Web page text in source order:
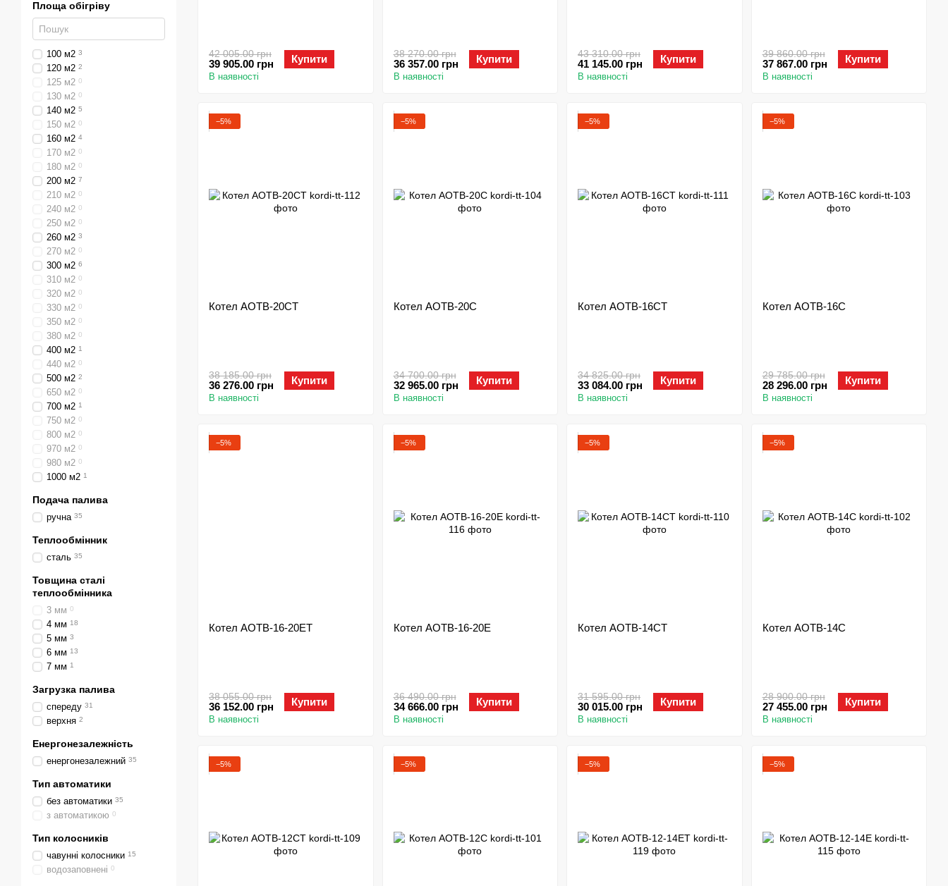
42 005.00 грн
39 905.00 грн Купити
В наявності
38 270.00 грн
36 357.00 грн Купити
В наявності
43 310.00 грн
41 145.00 грн Купити
В наявності
39 860.00 грн
37 867.00 грн Купити
В наявності
−5%
Котел АОТВ-20СТ
38 185.00 грн
36 276.00 грн Купити
В наявності
−5%
Котел АОТВ-20С
34 700.00 грн
32 965.00 грн Купити
В наявності
−5%
Котел АОТВ-16СТ
34 825.00 грн
33 084.00 грн Купити
В наявності
−5%
Котел АОТВ-16С
29 785.00 грн
28 296.00 грн Купити
В наявності
−5%
Котел АОТВ-16-20ЕТ
38 055.00 грн
36 152.00 грн Купити
В наявності
−5%
Котел АОТВ-16-20Е
36 490.00 грн
34 666.00 грн Купити
В наявності
−5%
Котел АОТВ-14СТ
31 595.00 грн
30 015.00 грн Купити
В наявності
−5%
Котел АОТВ-14С
28 900.00 грн
27 455.00 грн Купити
В наявності
−5% −5% −5% −5%
Площа обігріву
100 м2 3
120 м2 2
125 м2 0
130 м2 0
140 м2 5
150 м2 0
160 м2 4
170 м2 0
180 м2 0
200 м2 7
210 м2 0
240 м2 0
250 м2 0
260 м2 3
270 м2 0
300 м2 6
310 м2 0
320 м2 0
330 м2 0
350 м2 0
380 м2 0
400 м2 1
440 м2 0
500 м2 2
650 м2 0
700 м2 1
750 м2 0
800 м2 0
970 м2 0
980 м2 0
1000 м2 1
Подача палива
ручна 35
Теплообмінник
сталь 35
Товщина сталі
теплообмінника
3 мм 0
4 мм 18
5 мм 3
6 мм 13
7 мм 1
Загрузка палива
спереду 31
верхня 2
Енергонезалежність
енергонезалежний 35
Тип автоматики
без автоматики 35
з автоматикою 0
Тип колосників
чавунні колосники 15
водозаповнені 0